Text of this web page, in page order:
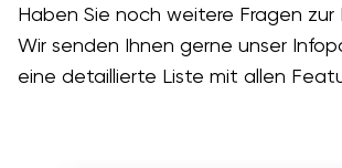
Haben Sie noch weitere Fragen zur
Wir senden Ihnen gerne unser
eine detaillierte Liste mit allen